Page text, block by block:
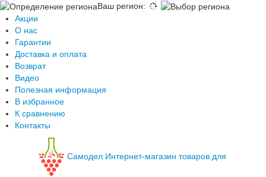
Ваш регион:
Акции
О нас
Гарантии
Доставка и оплата
Возврат
Видео
Полезная информация
В избранное
К сравнению
Контакты
Самодел Интернет-магазин товаров для